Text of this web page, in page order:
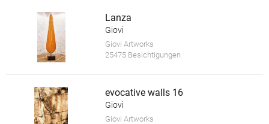
Lanza
Giovi
Giovi Artworks
25475 Besichtigungen
evocative walls 16
Giovi
Giovi Artworks